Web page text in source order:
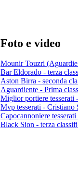
Foto e video
Mounir Touzri
Bar Eldorado - terza
Aston Birra - seconda
Aguardiente - Prima
Miglior portiere tesserati
Mvp tesserati - Cristiano
Capocannoniere
Black Sion - terza